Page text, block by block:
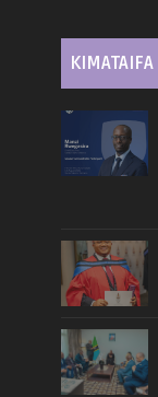
KIMATAIFA